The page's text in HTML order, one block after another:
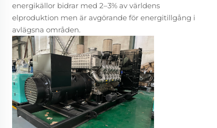
energikällor bidrar med 2–3% av världens
elproduktion men är avgörande för energitillgång i
avlägsna områden.